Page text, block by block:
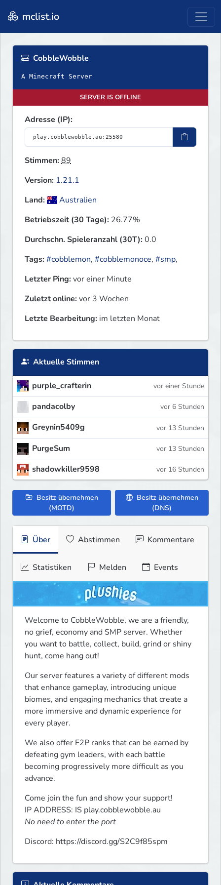
mclist.io
CobbleWobble
A Minecraft Server
SERVER IS OFFLINE
Adresse (IP):
Stimmen:89
Version: 1.21.1
Land:
Australien
Betriebszeit (30 Tage): 26.77%
Durchschn. Spieleranzahl (30T):0.0
Tags:#cobblemon, #cobblemonoce, #smp,
Letzter Ping:vor einer Minute
Zuletzt online:vor 3 Wochen
Letzte Bearbeitung: im letzten Monat
Aktuelle Stimmen
purple_crafterin vor einer Stunde
pandacolby vor 6 Stunden
Greynin5409g vor 13 Stunden
PurgeSum vor 13 Stunden
shadowkiller9598 vor 16 Stunden
Besitz übernehmen
(MOTD)
Besitz übernehmen
(DNS)
Über Abstimmen Kommentare
Statistiken Melden Events
Welcome to CobbleWobble, we are a friendly,
no grief, economy and SMP server. Whether
you want to battle, collect, build, grind or shiny
hunt, come hang out!
Our server features a variety of different mods
that enhance gameplay, introducing unique
biomes, and engaging mechanics that create a
more immersive and dynamic experience for
every player.
We also offer F2P ranks that can be earned by
defeating gym leaders, with each battle
becoming progressively more difficult as you
advance.
Come join the fun and show your support!
No need to enter the port
Discord: https://discord.gg/S2C9f85spm